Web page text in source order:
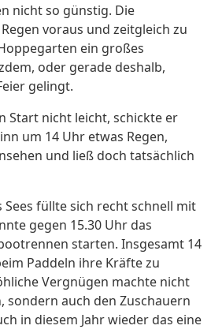
nicht so günstig. Die
voraus und zeitgleich zu
ein großes
oder gerade deshalb,
gelingt.
Start nicht leicht, schickte er
um 14 Uhr etwas Regen,
und ließ doch tatsächlich
füllte sich recht schnell mit
gegen 15.30 Uhr das
starten. Insgesamt 14
Paddeln ihre Kräfte zu
Vergnügen machte nicht
auch den Zuschauern
in diesem Jahr wieder das eine